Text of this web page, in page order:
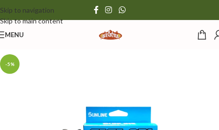
Skip to navigation
Skip to main content
MENU
-5%